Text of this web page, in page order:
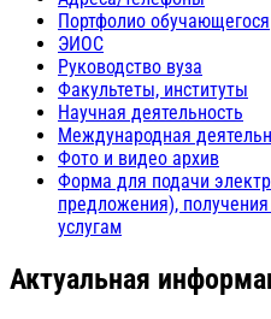
Портфолио обучающегося
ЭИОС
Руководство вуза
Факультеты, институты
Научная деятельность
Международная
Фото и видео архив
Форма для подачи
предложения),
услугам
Актуальная